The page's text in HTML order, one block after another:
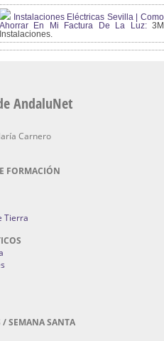
Instalaciones Eléctricas Sevilla | Como
Ahorrar En Mi Factura De La Luz:3M
Instalaciones.
AndaluNet
Carnero
FORMACIÓN
Tierra
/ SEMANA SANTA